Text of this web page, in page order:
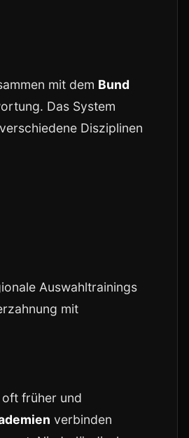
mit dem Bund
Das System
Disziplinen
Auswahltrainings
mit
früher und
verbinden